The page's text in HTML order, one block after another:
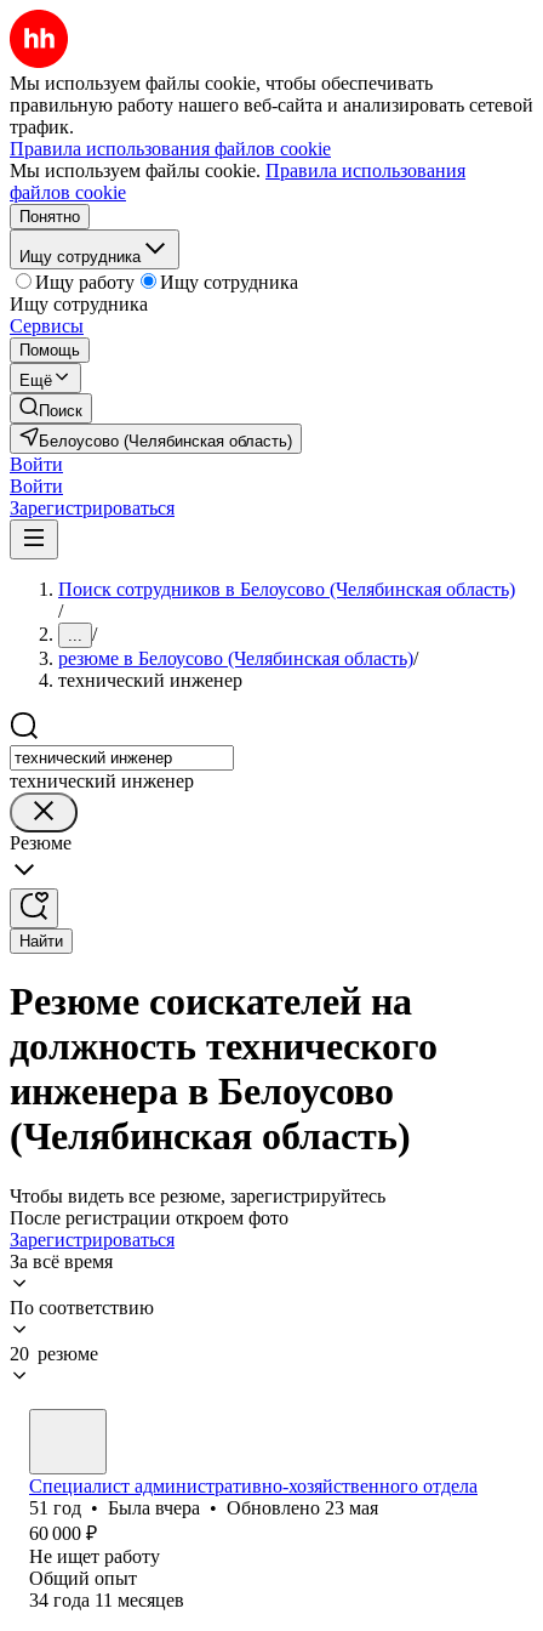
Мы используем файлы cookie, чтобы обеспечивать
правильную работу нашего веб-сайта и анализировать сетевой
трафик.
Правила использования файлов cookie
Мы используем файлы cookie. Правила использования
файлов cookie
Понятно
Ищу сотрудника
Ищу работу
Ищу сотрудника
Ищу сотрудника
Сервисы
Помощь
Ещё
Поиск
Белоусово (Челябинская область)
Войти
Войти
Зарегистрироваться
Поиск сотрудников в Белоусово (Челябинская область)
/
... /
резюме в Белоусово (Челябинская область)/
технический инженер
технический инженер
Резюме
Найти
Резюме соискателей на
должность технического
инженера в Белоусово
(Челябинская область)
Чтобы видеть все резюме, зарегистрируйтесь
После регистрации откроем фото
Зарегистрироваться
За всё время
По соответствию
20 резюме
Специалист административно-хозяйственного отдела
51 год • Была вчера • Обновлено 23 мая
60 000 ₽
Не ищет работу
Общий опыт
34 года 11 месяцев